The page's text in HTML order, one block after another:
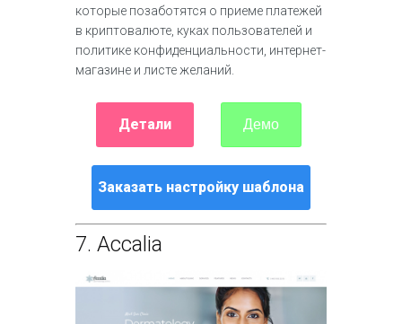
которые позаботятся о приеме платежей
в криптовалюте, куках пользователей и
политике конфиденциальности, интернет-
магазине и листе желаний.
Детали Демо
Заказать настройку шаблона
7. Accalia